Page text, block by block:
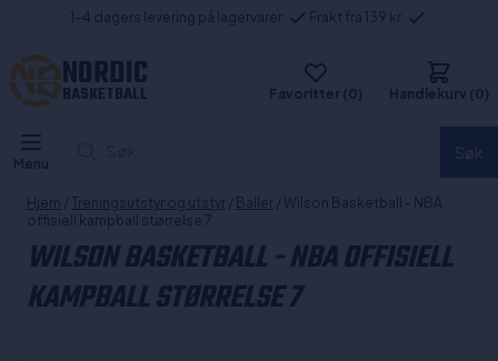
1-4 dagers levering på lagervarer Frakt fra 139 kr
NORDIC
BASKETBALL Favoritter (0) Handlekurv (0)
Menu
Hjem / Treningsutstyr og utstyr / Baller / Wilson Basketball - NBA
offisiell kampball størrelse 7
WILSON BASKETBALL - NBA OFFISIELL
KAMPBALL STØRRELSE 7